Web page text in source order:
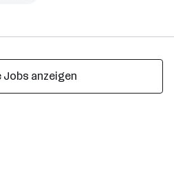
Jobs anzeigen